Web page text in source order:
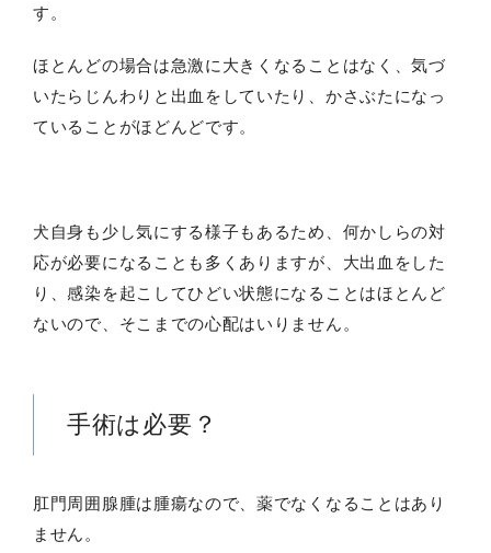
す。
ほとんどの場合は急激に大きくなることはなく、気づ
いたらじんわりと出血をしていたり、かさぶたになっ
ていることがほどんどです。
犬自身も少し気にする様子もあるため、何かしらの対
応が必要になることも多くありますが、大出血をした
り、感染を起こしてひどい状態になることはほとんど
ないので、そこまでの心配はいりません。
手術は必要？
肛門周囲腺腫は腫瘍なので、薬でなくなることはあり
ません。